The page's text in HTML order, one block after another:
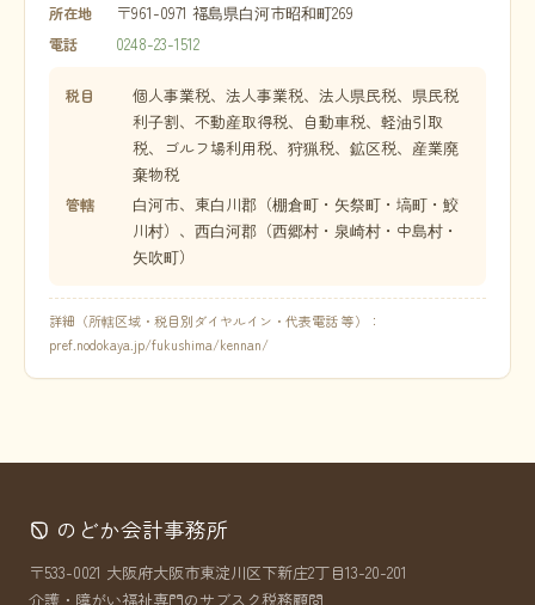
所在地 〒961-0971 福島県白河市昭和町269
電話 0248-23-1512
税目
個人事業税、法人事業税、法人県民税、県民税
利子割、不動産取得税、自動車税、軽油引取
税、ゴルフ場利用税、狩猟税、鉱区税、産業廃
棄物税
管轄
白河市、東白川郡（棚倉町・矢祭町・塙町・鮫
川村）、西白河郡（西郷村・泉崎村・中島村・
矢吹町）
詳細（所轄区域・税目別ダイヤルイン・代表電話 等）：
pref.nodokaya.jp/fukushima/kennan/
のどか会計事務所
〒533-0021 大阪府大阪市東淀川区下新庄2丁目13-20-201
介護・障がい福祉専門のサブスク税務顧問